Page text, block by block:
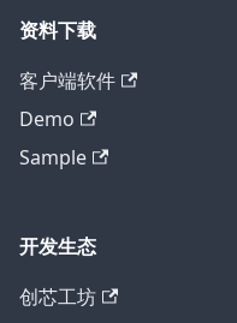
资料下载
客户端软件
Demo
Sample
开发生态
创芯工坊